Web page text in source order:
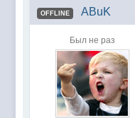
OFFLINE ABuK
Был не раз